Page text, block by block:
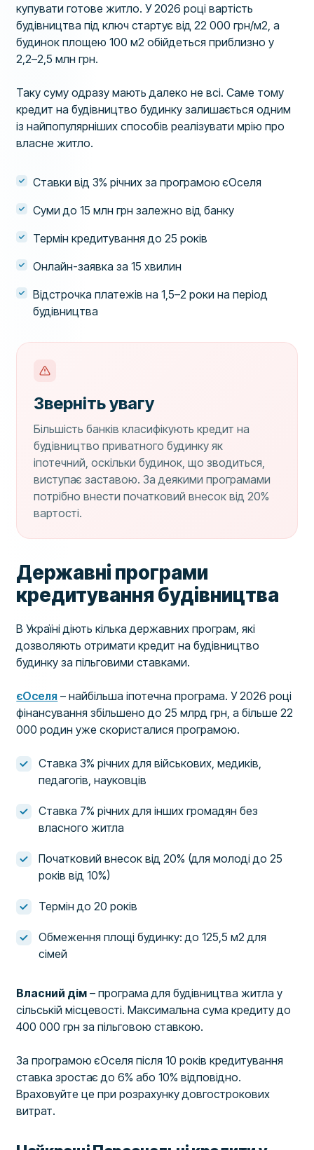
купувати готове житло. У 2026 році вартість
будівництва під ключ стартує від 22 000 грн/м2, а
будинок площею 100 м2 обійдеться приблизно у
2,2–2,5 млн грн.
Таку суму одразу мають далеко не всі. Саме тому
кредит на будівництво будинку залишається одним
із найпопулярніших способів реалізувати мрію про
власне житло.
Ставки від 3% річних за програмою єОселя
Суми до 15 млн грн залежно від банку
Термін кредитування до 25 років
Онлайн-заявка за 15 хвилин
Відстрочка платежів на 1,5–2 роки на період
будівництва
Зверніть увагу
Більшість банків класифікують кредит на
будівництво приватного будинку як
іпотечний, оскільки будинок, що зводиться,
виступає заставою. За деякими програмами
потрібно внести початковий внесок від 20%
вартості.
Державні програми
кредитування будівництва
В Україні діють кілька державних програм, які
дозволяють отримати кредит на будівництво
будинку за пільговими ставками.
єОселя – найбільша іпотечна програма. У 2026 році
фінансування збільшено до 25 млрд грн, а більше 22
000 родин уже скористалися програмою.
Ставка 3% річних для військових, медиків,
педагогів, науковців
Ставка 7% річних для інших громадян без
власного житла
Початковий внесок від 20% (для молоді до 25
років від 10%)
Термін до 20 років
Обмеження площі будинку: до 125,5 м2 для
сімей
Власний дім – програма для будівництва житла у
сільській місцевості. Максимальна сума кредиту до
400 000 грн за пільговою ставкою.
За програмою єОселя після 10 років кредитування
ставка зростає до 6% або 10% відповідно.
Враховуйте це при розрахунку довгострокових
витрат.